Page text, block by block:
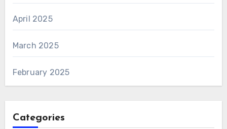
April 2025
March 2025
February 2025
Categories